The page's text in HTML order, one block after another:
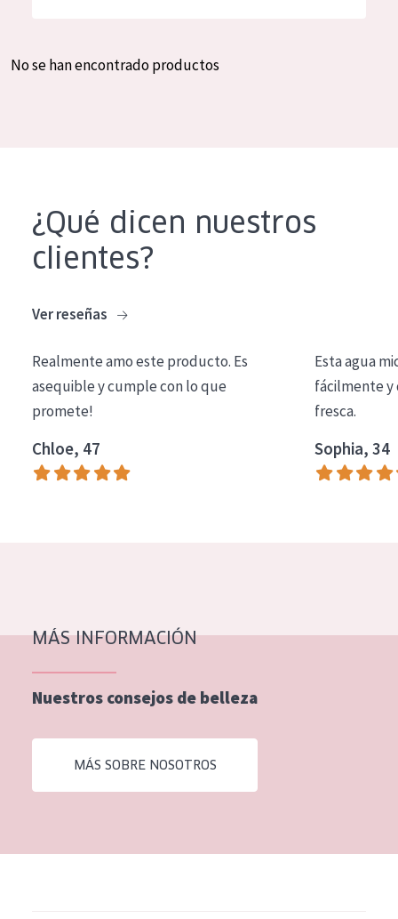
Crema de día
Crema de noche
Limpieza
COLECCIÓN
Essentials
Lift+
Piel normal y seca
Piel mixata o grasa
Piel madura
Piel expuesta al sol
Piel menopáusica
Todas las edades
Spanish
No se han encontrado productos
¿Qué dicen nuestros
clientes?
Ver reseñas
Realmente amo este producto. Es
asequible y cumple con lo que
promete!
Chloe, 47
Esta agua
fácilmente y
fresca.
Sophia, 34
MÁS INFORMACIÓN
Nuestros consejos de belleza
MÁS SOBRE NOSOTROS